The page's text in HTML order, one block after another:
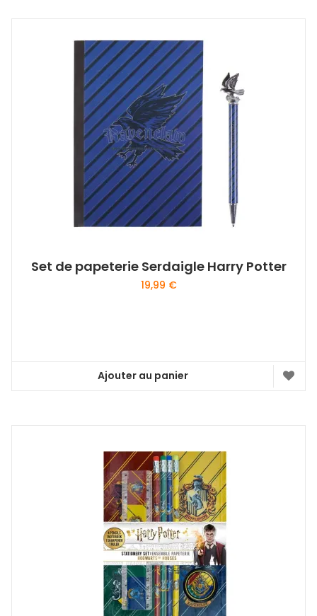
Set de papeterie Serdaigle Harry Potter
19,99 €
Ajouter au panier